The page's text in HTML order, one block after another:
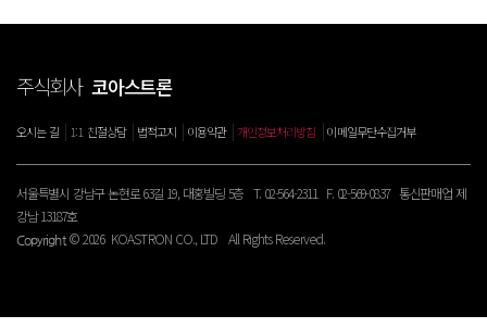
주식회사코아스트론
오시는 길 1:1 친절상담 법적고지 이용약관 개인정보처리방침 이메일무단수집거부
서울특별시 강남구 논현로 63길 19, 대홍빌딩 5층 T. 02-564-2311 F. 02-569-0837 통신판매업 제
강남 13187호
Copyright © 2026 KOASTRON CO., LTD All Rights Reserved.